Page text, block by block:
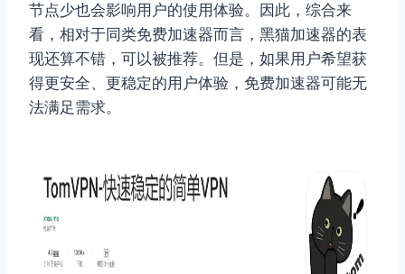
节点少也会影响用户的使用体验。因此，综合来
看，相对于同类免费加速器而言，黑猫加速器的表
现还算不错，可以被推荐。但是，如果用户希望获
得更安全、更稳定的用户体验，免费加速器可能无
法满足需求。